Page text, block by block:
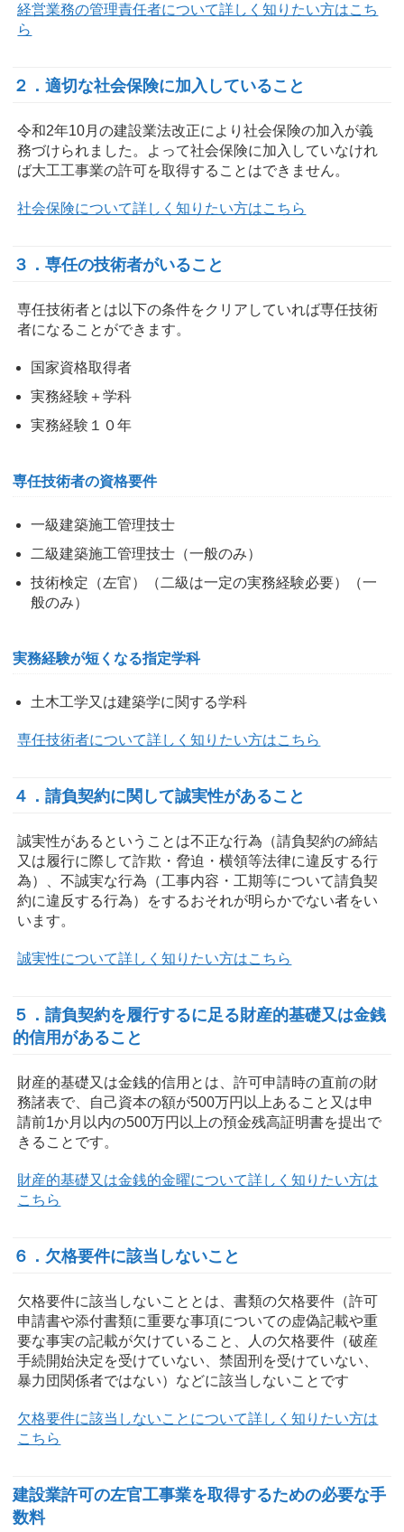
経営業務の管理責任者について詳しく知りたい方はこち
ら
２．適切な社会保険に加入していること
令和2年10月の建設業法改正により社会保険の加入が義
務づけられました。よって社会保険に加入していなけれ
ば大工工事業の許可を取得することはできません。
社会保険について詳しく知りたい方はこちら
３．専任の技術者がいること
専任技術者とは以下の条件をクリアしていれば専任技術
者になることができます。
国家資格取得者
実務経験＋学科
実務経験１０年
専任技術者の資格要件
一級建築施工管理技士
二級建築施工管理技士（一般のみ）
技術検定（左官）（二級は一定の実務経験必要）（一
般のみ）
実務経験が短くなる指定学科
土木工学又は建築学に関する学科
専任技術者について詳しく知りたい方はこちら
４．請負契約に関して誠実性があること
誠実性があるということは不正な行為（請負契約の締結
又は履行に際して詐欺・脅迫・横領等法律に違反する行
為）、不誠実な行為（工事内容・工期等について請負契
約に違反する行為）をするおそれが明らかでない者をい
います。
誠実性について詳しく知りたい方はこちら
５．請負契約を履行するに足る財産的基礎又は金銭
的信用があること
財産的基礎又は金銭的信用とは、許可申請時の直前の財
務諸表で、自己資本の額が500万円以上あること又は申
請前1か月以内の500万円以上の預金残高証明書を提出で
きることです。
財産的基礎又は金銭的金曜について詳しく知りたい方は
こちら
６．欠格要件に該当しないこと
欠格要件に該当しないこととは、書類の欠格要件（許可
申請書や添付書類に重要な事項についての虚偽記載や重
要な事実の記載が欠けていること、人の欠格要件（破産
手続開始決定を受けていない、禁固刑を受けていない、
暴力団関係者ではない）などに該当しないことです
欠格要件に該当しないことについて詳しく知りたい方は
こちら
建設業許可の左官工事業を取得するための必要な手
数料